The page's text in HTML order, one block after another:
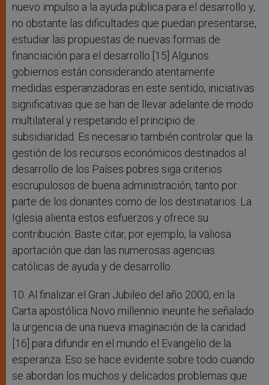
nuevo impulso a la ayuda pública para el desarrollo y,
no obstante las dificultades que puedan presentarse,
estudiar las propuestas de nuevas formas de
financiación para el desarrollo.[15] Algunos
gobiernos están considerando atentamente
medidas esperanzadoras en este sentido, iniciativas
significativas que se han de llevar adelante de modo
multilateral y respetando el principio de
subsidiaridad. Es necesario también controlar que la
gestión de los recursos económicos destinados al
desarrollo de los Países pobres siga criterios
escrupulosos de buena administración, tanto por
parte de los donantes como de los destinatarios. La
Iglesia alienta estos esfuerzos y ofrece su
contribución. Baste citar, por ejemplo, la valiosa
aportación que dan las numerosas agencias
católicas de ayuda y de desarrollo.
10. Al finalizar el Gran Jubileo del año 2000, en la
Carta apostólica Novo millennio ineunte he señalado
la urgencia de una nueva imaginación de la caridad
[16] para difundir en el mundo el Evangelio de la
esperanza. Eso se hace evidente sobre todo cuando
se abordan los muchos y delicados problemas que